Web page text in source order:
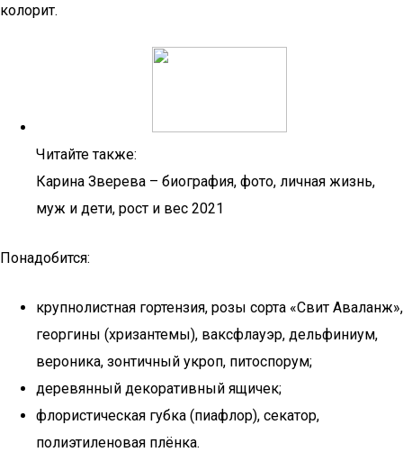
колорит.
Читайте также:
Карина Зверева – биография, фото, личная жизнь,
муж и дети, рост и вес 2021
Понадобится:
крупнолистная гортензия, розы сорта «Свит Аваланж»,
георгины (хризантемы), ваксфлауэр, дельфиниум,
вероника, зонтичный укроп, питоспорум;
деревянный декоративный ящичек;
флористическая губка (пиафлор), секатор,
полиэтиленовая плёнка.